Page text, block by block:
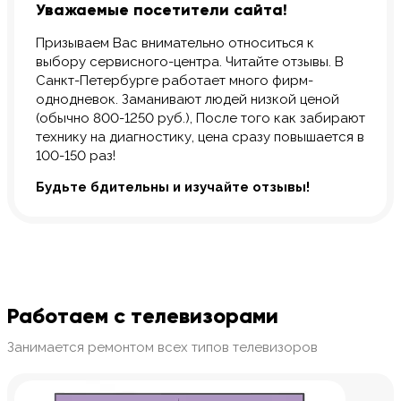
Уважаемые посетители сайта!
Призываем Вас внимательно относиться к
выбору сервисного-центра. Читайте отзывы. В
Санкт-Петербурге работает много фирм-
однодневок. Заманивают людей низкой ценой
(обычно 800-1250 руб.), После того как забирают
технику на диагностику, цена сразу повышается в
100-150 раз!
Будьте бдительны и изучайте отзывы!
Работаем с телевизорами
Занимается ремонтом всех типов телевизоров